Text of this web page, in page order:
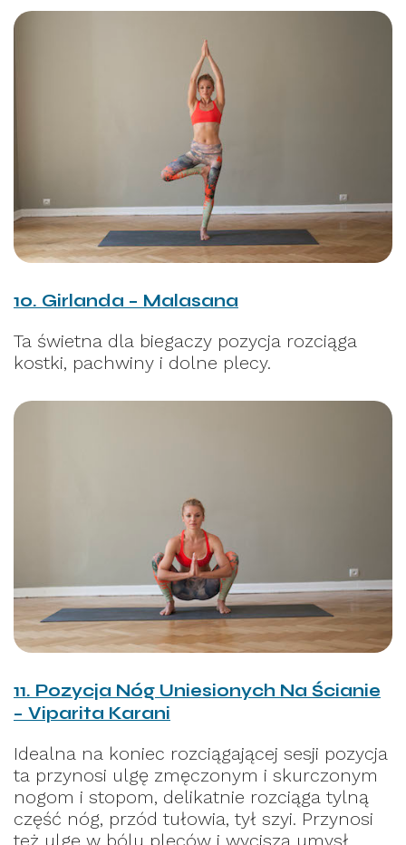
10. Girlanda – Malasana
Ta świetna dla biegaczy pozycja rozciąga
kostki, pachwiny i dolne plecy.
11. Pozycja Nóg Uniesionych Na Ścianie
– Viparita Karani
Idealna na koniec rozciągającej sesji pozycja
ta przynosi ulgę zmęczonym i skurczonym
nogom i stopom, delikatnie rozciąga tylną
część nóg, przód tułowia, tył szyi. Przynosi
też ulgę w bólu pleców i wycisza umysł.